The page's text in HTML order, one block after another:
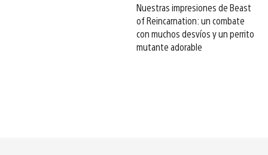
Nuestras impresiones de Beast
of Reincarnation: un combate
con muchos desvíos y un perrito
mutante adorable